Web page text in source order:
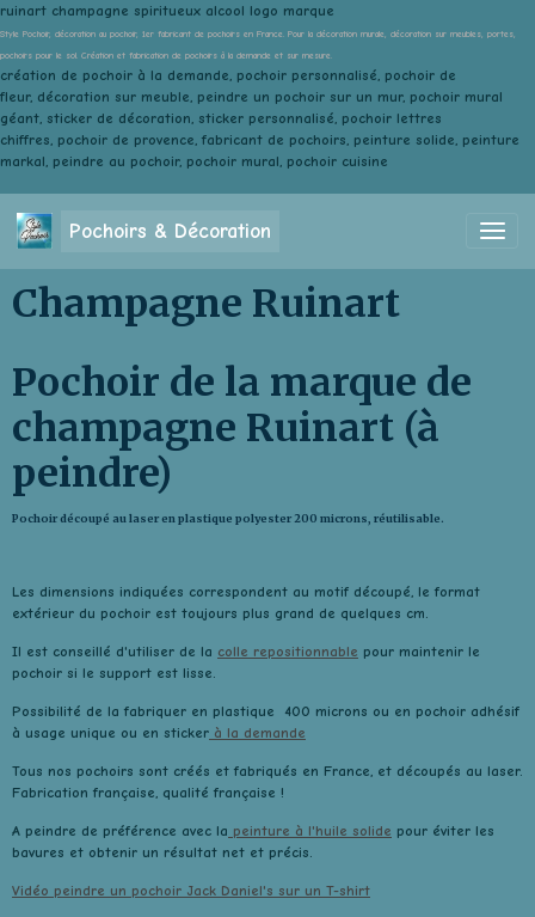
ruinart champagne spiritueux alcool logo marque
Style Pochoir, décoration au pochoir, 1er fabricant de pochoirs en France. Pour la décoration murale, décoration sur meubles, portes,
pochoirs pour le sol. Création et fabrication de pochoirs à la demande et sur mesure.
création de pochoir à la demande, pochoir personnalisé, pochoir de
fleur, décoration sur meuble, peindre un pochoir sur un mur, pochoir mural
géant, sticker de décoration, sticker personnalisé, pochoir lettres
chiffres, pochoir de provence, fabricant de pochoirs, peinture solide, peinture
markal, peindre au pochoir, pochoir mural, pochoir cuisine
Pochoirs & Décoration
Champagne Ruinart
Pochoir de la marque de
champagne Ruinart (à
peindre)
Pochoir découpé au laser en plastique polyester 200 microns, réutilisable.
Les dimensions indiquées correspondent au motif découpé, le format
extérieur du pochoir est toujours plus grand de quelques cm.
Il est conseillé d'utiliser de la colle repositionnable pour maintenir le
pochoir si le support est lisse.
Possibilité de la fabriquer en plastique 400 microns ou en pochoir adhésif
à usage unique ou en sticker à la demande
Tous nos pochoirs sont créés et fabriqués en France, et découpés au laser.
Fabrication française, qualité française !
A peindre de préférence avec la peinture à l'huile solide pour éviter les
bavures et obtenir un résultat net et précis.
Vidéo peindre un pochoir Jack Daniel's sur un T-shirt